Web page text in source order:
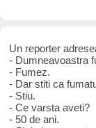
Un reporter
- Dumneavoastra
- Fumez.
- Dar stiti ca
- Stiu.
- Ce varsta aveti?
- 50 de ani.